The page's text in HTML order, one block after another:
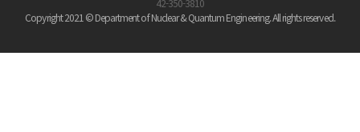
42-350-3810
Copyright 2021 © Department of Nuclear & Quantum Engineering. All rights reserved.